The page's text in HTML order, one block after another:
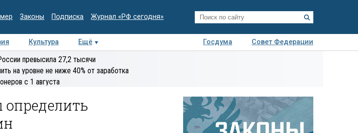
Законы Подписка Журнал «РФ сегодня»
Культура Ещё Госдума
Совет Федерации
Интервью Колумнисты
экспертиза
превысила 27,2 тысячи
на уровне не ниже 40% от заработка
с 1 августа